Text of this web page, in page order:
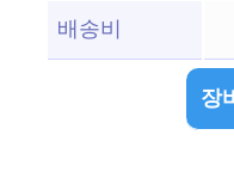
배송비
장